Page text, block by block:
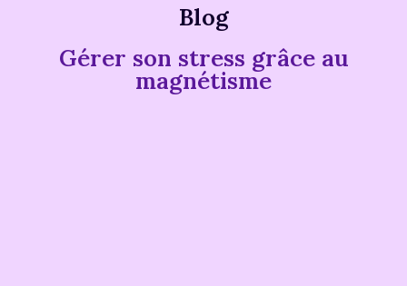
Blog
Gérer son stress grâce au
magnétisme